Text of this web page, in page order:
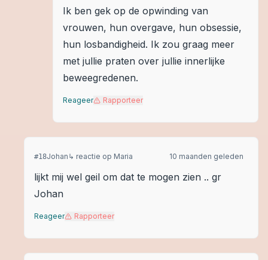
Ik ben gek op de opwinding van
vrouwen, hun overgave, hun obsessie,
hun losbandigheid. Ik zou graag meer
met jullie praten over jullie innerlijke
beweegredenen.
Reageer Rapporteer
#18Johan ↳ reactie op Maria 10 maanden geleden
lijkt mij wel geil om dat te mogen zien .. gr
Johan
Reageer Rapporteer